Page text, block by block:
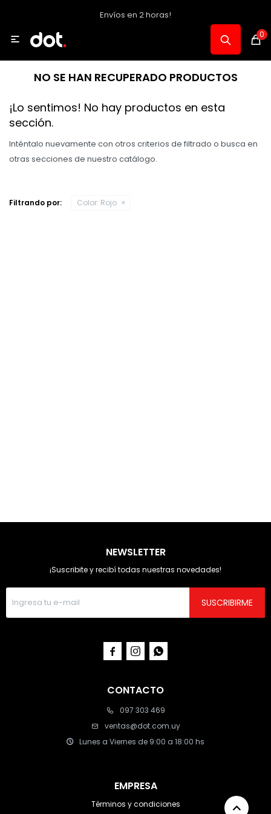
Envíos en 2 horas!
0

NO SE HAN RECUPERADO PRODUCTOS
¡Lo sentimos! No hay productos en esta
sección.
Inténtalo nuevamente con otros criterios de filtrado o busca en
otras secciones de nuestro catálogo.
Filtrando por: Color: Rojo
CONTACTO
097 303 469
ventas@dot.com.uy
Lunes a Viernes de 9:00 a 18:00 hs
EMPRESA
Términos y condiciones
NEWSLETTER
¡Suscribite y recibí todas nuestras novedades!
SUSCRIBIRME
  
Celulares, Relojes y Tablets